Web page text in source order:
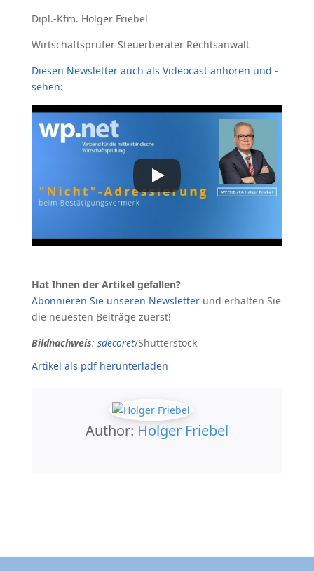
Dipl.-Kfm. Holger Friebel
Wirtschaftsprüfer Steuerberater Rechtsanwalt
Diesen Newsletter auch als Videocast anhören und -
sehen:
Hat Ihnen der Artikel gefallen?
Abonnieren Sie unseren Newsletterund erhalten Sie
die neuesten Beiträge zuerst!
Bildnachweis: sdecoret/Shutterstock
Artikel als pdf herunterladen
Author: Holger Friebel